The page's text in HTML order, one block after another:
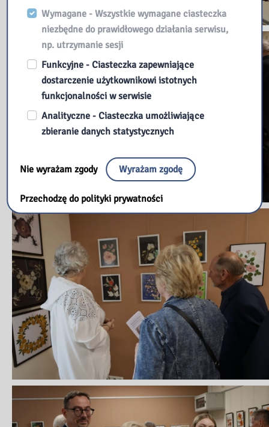
Wymagane - Wszystkie wymagane ciasteczka
niezbędne do prawidłowego działania serwisu,
np. utrzymanie sesji
Funkcyjne - Ciasteczka zapewniające
dostarczenie użytkownikowi istotnych
funkcjonalności w serwisie
Analityczne - Ciasteczka umożliwiające
zbieranie danych statystycznych
Nie wyrażam zgody Wyrażam zgodę
Przechodzę do polityki prywatności